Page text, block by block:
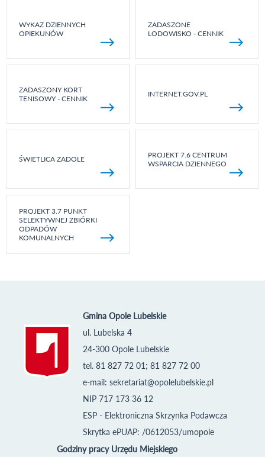
WYKAZ DZIENNYCH
OPIEKUNÓW
ZADASZONE
LODOWISKO - CENNIK
ZADASZONY KORT
TENISOWY - CENNIK
INTERNET.GOV.PL
ŚWIETLICA ZADOLE
PROJEKT 7.6 CENTRUM
WSPARCIA DZIENNEGO
PROJEKT 3.7 PUNKT
SELEKTYWNEJ ZBIÓRKI
ODPADÓW
KOMUNALNYCH
Gmina Opole Lubelskie
ul. Lubelska 4
24-300 Opole Lubelskie
tel. 81 827 72 01; 81 827 72 00
e-mail: sekretariat@opolelubelskie.pl
NIP 717 173 36 12
ESP - Elektroniczna Skrzynka Podawcza
Skrytka ePUAP: /0612053/umopole
Godziny pracy Urzędu Miejskiego